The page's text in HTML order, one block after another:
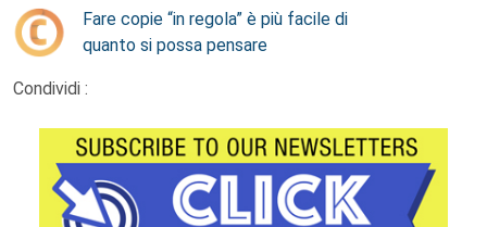
Fare copie “in regola” è più facile di
quanto si possa pensare
Condividi :